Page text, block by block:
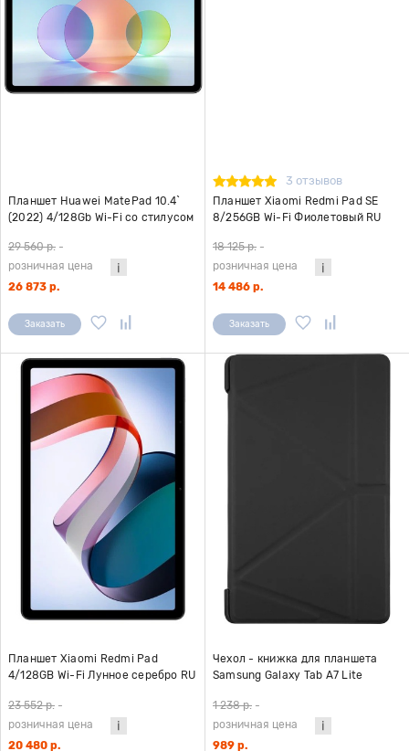
Планшет Huawei MatePad 10.4`
(2022) 4/128Gb Wi-Fi со стилусом
матовый
29 560 р. -
розничная цена
26 873 р.
Заказать
3 отзывов
Планшет Xiaomi Redmi Pad SE
8/256GB Wi-Fi Фиолетовый RU
18 125 р. -
розничная цена
14 486 р.
Заказать
Планшет Xiaomi Redmi Pad
4/128GB Wi-Fi Лунное серебро RU
23 552 р. -
розничная цена
20 480 р.
Чехол - книжка для планшета
Samsung Galaxy Tab A7 Lite
крышкой, подставка Y, черный,
Redline
1 238 р. -
розничная цена
989 р.